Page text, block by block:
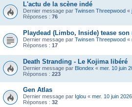
L'actu de la scène indé
Dernier message par Twinsen Threepwood «
Réponses : 76
Playdead (Limbo, Inside) tease son
Dernier message par Twinsen Threepwood «
Réponses : 17
Death Stranding - Le Kojima libéré
Dernier message par Blondex « mer. 10 juin
Réponses : 223
Gen Atlas
Dernier message par Iglou « mer. 10 juin
Réponses : 32